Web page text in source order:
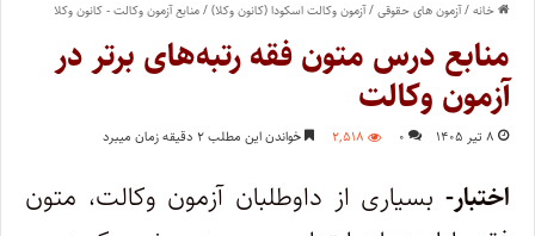
خانه/آزمون های حقوقی/آزمون وکالت اسکودا (کانون وکلا)/منابع آزمون وکالت - کانون وکلا
منابع درس متون فقه رتبه‌های برتر در
آزمون وکالت
۸ تیر ۱۴۰۵ ۰ ۲,۵۱۸ خواندن این مطلب ۲ دقیقه زمان میبرد
اختبار- بسیاری از داوطلبان آزمون وکالت، متون